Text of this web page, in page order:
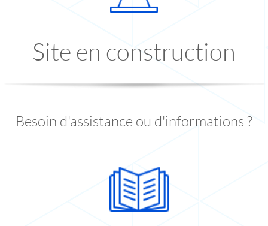
Site en construction
Besoin d'assistance ou d'informations ?